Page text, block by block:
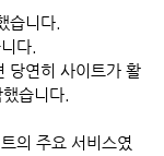
습니다.
다.
당연히 사이트가 활
습니다.
의 주요 서비스였